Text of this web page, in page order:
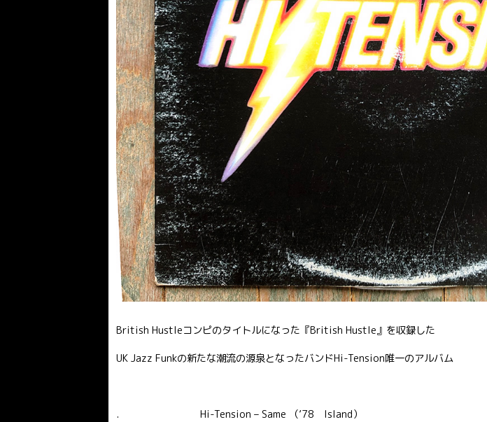
British Hustleコンピのタイトルになった『British Hustle』を収録した
UK Jazz Funkの新たな潮流の源泉となったバンドHi-Tension唯一のアルバム
. Hi-Tension – Same （’78 Island）